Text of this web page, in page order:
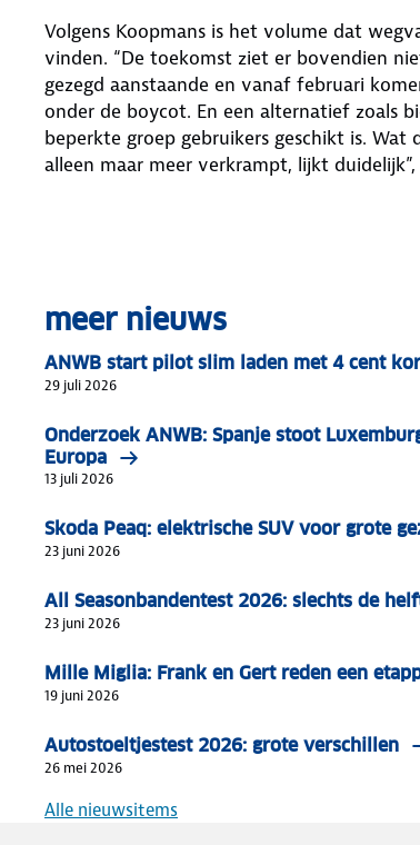
Volgens Koopmans is het volume dat
vinden. “De toekomst ziet er bovendien
gezegd aanstaande en vanaf februari
onder de boycot. En een alternatief zoals
beperkte groep gebruikers geschikt is.
alleen maar meer verkrampt, lijkt
meer nieuws
ANWB start pilot slim laden met 4 cent
29 juli 2026
Onderzoek ANWB: Spanje stoot
Europa
13 juli 2026
Skoda Peaq: elektrische SUV voor grote
23 juni 2026
All Seasonbandentest 2026: slechts de
23 juni 2026
Mille Miglia: Frank en Gert reden een
19 juni 2026
Autostoeltjestest 2026: grote verschillen
26 mei 2026
Alle nieuwsitems